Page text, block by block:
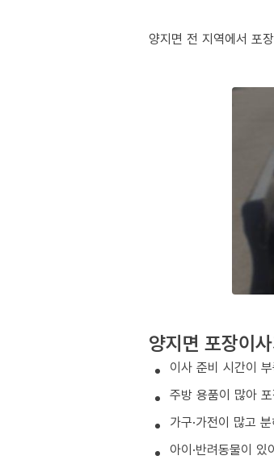
양지면 전 지역에서 포
양지면 포장이
이사 준비 시간이
주방 용품이 많아
가구·가전이 많고
아이·반려동물이